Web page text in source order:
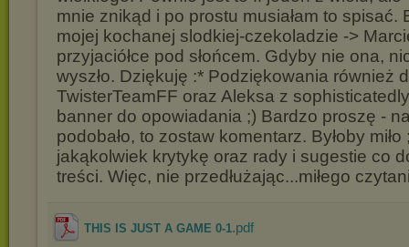
mnie znikąd i po prostu musiałam to spisać.
mojej kochanej slodkiej-czekoladzie ->
przyjaciółce pod słońcem. Gdyby nie ona,
wyszło. Dziękuję :* Podziękowania również
TwisterTeamFF oraz Aleksa z
banner do opowiadania ;) Bardzo proszę -
podobało, to zostaw komentarz. Byłoby miło
jakąkolwiek krytykę oraz rady i sugestie co
treści. Więc, nie przedłużając...miłego
THIS IS JUST A GAME 0-1.pdf